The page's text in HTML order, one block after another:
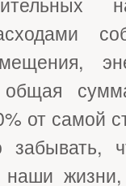
общая
от самой